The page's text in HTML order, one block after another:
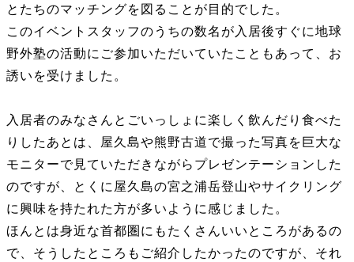
とたちのマッチングを図ることが目的でした。
このイベントスタッフのうちの数名が入居後すぐに地球
野外塾の活動にご参加いただいていたこともあって、お
誘いを受けました。
入居者のみなさんとごいっしょに楽しく飲んだり食べた
りしたあとは、屋久島や熊野古道で撮った写真を巨大な
モニターで見ていただきながらプレゼンテーションした
のですが、とくに屋久島の宮之浦岳登山やサイクリング
に興味を持たれた方が多いように感じました。
ほんとは身近な首都圏にもたくさんいいところがあるの
で、そうしたところもご紹介したかったのですが、それ